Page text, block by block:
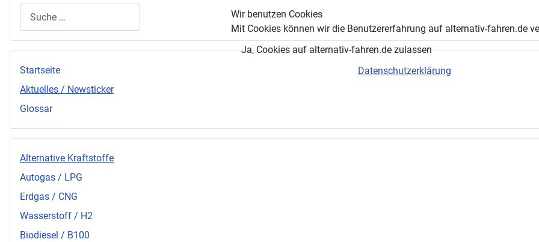
Startseite
Aktuelles / Newsticker
Glossar
Alternative Kraftstoffe
Autogas / LPG
Erdgas / CNG
Wasserstoff / H2
Biodiesel / B100
Wir benutzen Cookies
Mit Cookies können wir die Benutzererfahrung auf alternativ-fahren.de
Ja, Cookies auf alternativ-fahren.de zulassen
Datenschutzerklärung